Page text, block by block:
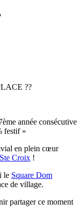
??
année consécutive
festif »
en plein cœur
Ste Croix !
le Square Dom
de village.
partager ce moment